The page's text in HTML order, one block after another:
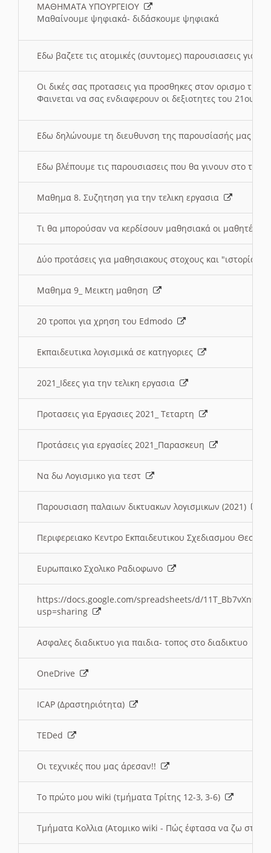
ΜΑΘΗΜΑΤΑ ΥΠΟΥΡΓΕΙΟΥ
Μαθαίνουμε ψηφιακά- διδάσκουμε ψηφιακά
Εδω βαζετε τις ατομικές (συντομες) παρουσιασεις για
Οι δικές σας προτασεις για προσθηκες στον ορισμο
Φαινεται να σας ενδιαφερουν οι δεξιοτητες του 21ου
Εδω δηλώνουμε τη διευθυνση της παρουσίασής μας
Εδω βλέπουμε τις παρουσιασεις που θα γινουν στο
Μαθημα 8. Συζητηση για την τελικη εργασια
Τι θα μπορούσαν να κερδίσουν μαθησιακά οι μαθητές/
Δύο προτάσεις για μαθησιακους στοχους και "ιστορία"
Μαθημα 9_ Μεικτη μαθηση
20 τροποι για χρηση του Edmodo
Εκπαιδευτικα λογισμικά σε κατηγοριες
2021_Ιδεες για την τελικη εργασια
Προτασεις για Εργασιες 2021_ Τεταρτη
Προτάσεις για εργασίες 2021_Παρασκευη
Να δω Λογισμικο για τεστ
Παρουσιαση παλαιων δικτυακων λογισμικων (2021)
Περιφερειακο Κεντρο Εκπαιδευτικου Σχεδιασμου
Ευρωπαικο Σχολικο Ραδιοφωνο
https://docs.google.com/spreadsheets/d/
usp=sharing
Ασφαλες διαδικτυο για παιδια- τοπος στο διαδικτυο
OneDrive
ICAP (Δραστηριότητα)
TEDed
Οι τεχνικές που μας άρεσαν!!
Το πρώτο μου wiki (τμήματα Τρίτης 12-3, 3-6)
Τμήματα Κολλια (Ατομικο wiki - Πώς έφτασα να ζω στην